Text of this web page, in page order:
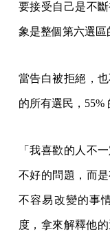
要接受自己是不
象是整個第六選區
當告白被拒絕，
的所有選民，55%
「我喜歡的人不
不好的問題，而
不容易改變的事
度，拿來解釋他